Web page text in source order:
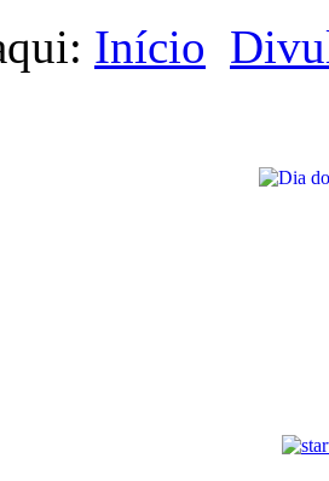
Início